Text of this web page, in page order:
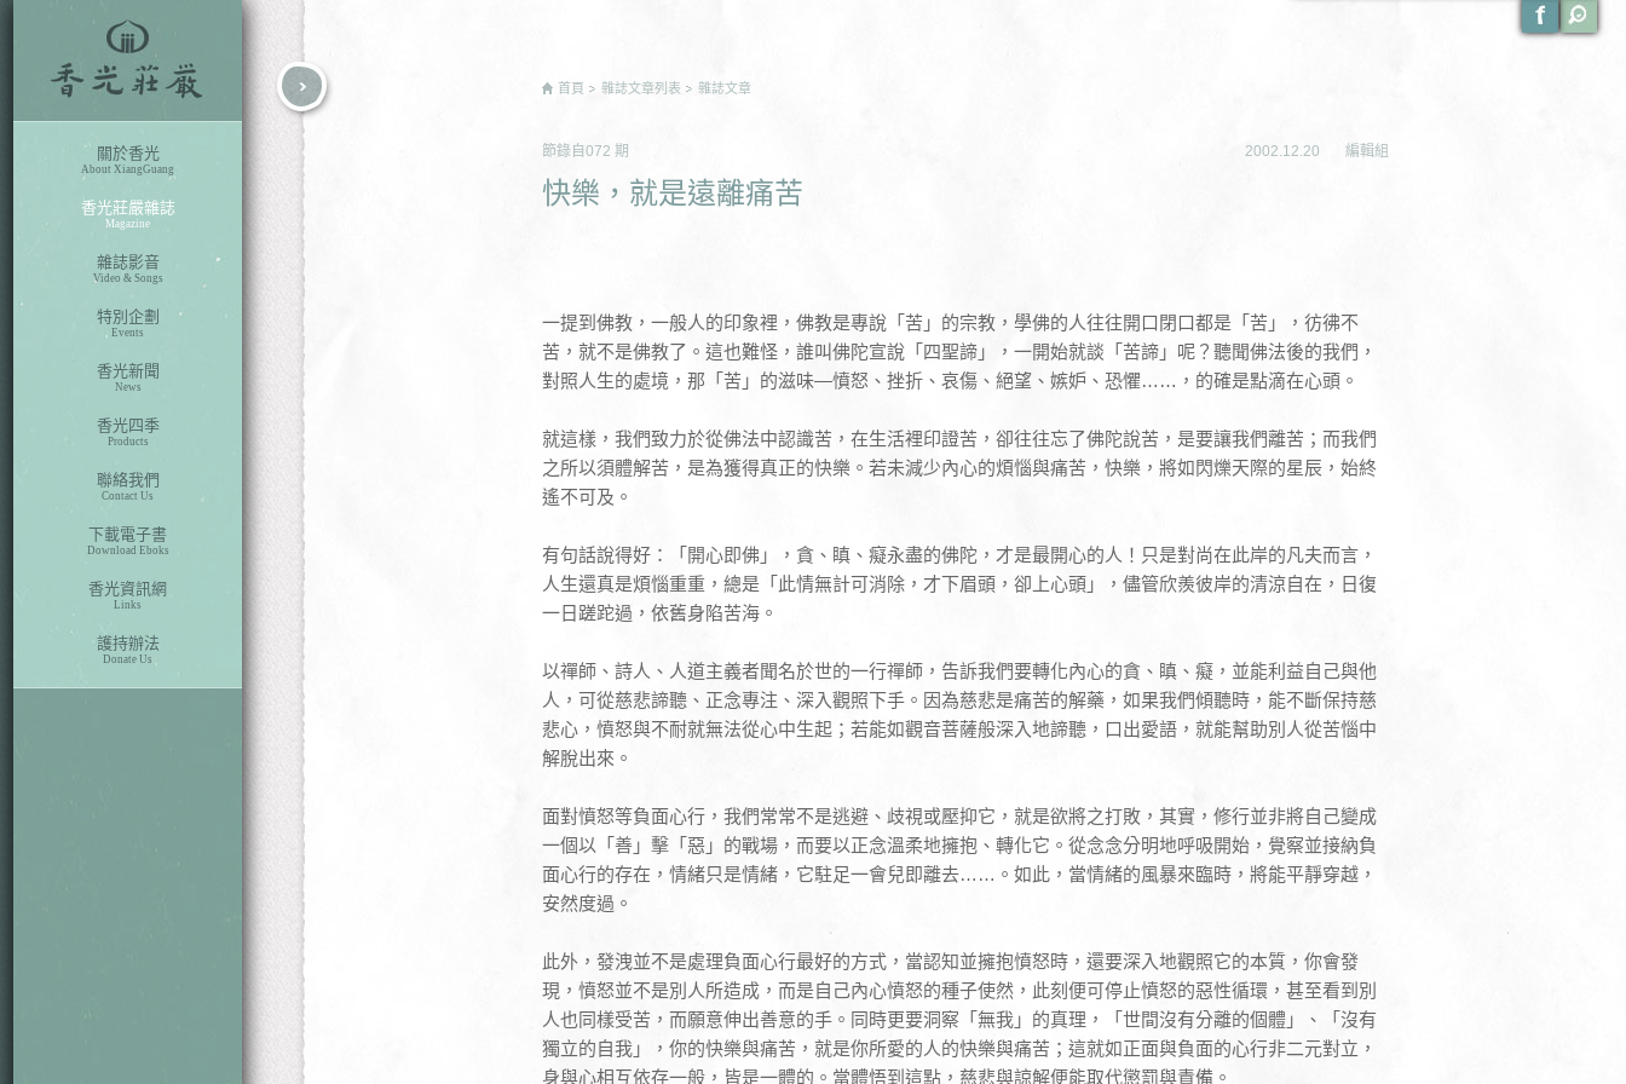
關於香光
About XiangGuang
香光莊嚴雜誌
Magazine
雜誌影音
Video & Songs
特別企劃
Events
香光新聞
News
香光四季
Products
聯絡我們
Contact Us
下載電子書
Download Eboks
香光資訊網
Links
護持辦法
Donate Us
首頁 雜誌文章列表 雜誌文章
節錄自 072 期 2002.12.20 編輯組
快樂，就是遠離痛苦
一提到佛教，一般人的印象裡，佛教是專說「苦」的宗教，學佛的人往往開口閉口都是「苦」，彷彿不
苦，就不是佛教了。這也難怪，誰叫佛陀宣說「四聖諦」，一開始就談「苦諦」呢？聽聞佛法後的我們，
對照人生的處境，那「苦」的滋味—憤怒、挫折、哀傷、絕望、嫉妒、恐懼……，的確是點滴在心頭。
就這樣，我們致力於從佛法中認識苦，在生活裡印證苦，卻往往忘了佛陀說苦，是要讓我們離苦；而我們
之所以須體解苦，是為獲得真正的快樂。若未減少內心的煩惱與痛苦，快樂，將如閃爍天際的星辰，始終
遙不可及。
有句話說得好：「開心即佛」，貪、瞋、癡永盡的佛陀，才是最開心的人！只是對尚在此岸的凡夫而言，
人生還真是煩惱重重，總是「此情無計可消除，才下眉頭，卻上心頭」，儘管欣羨彼岸的清涼自在，日復
一日蹉跎過，依舊身陷苦海。
以禪師、詩人、人道主義者聞名於世的一行禪師，告訴我們要轉化內心的貪、瞋、癡，並能利益自己與他
人，可從慈悲諦聽、正念專注、深入觀照下手。因為慈悲是痛苦的解藥，如果我們傾聽時，能不斷保持慈
悲心，憤怒與不耐就無法從心中生起；若能如觀音菩薩般深入地諦聽，口出愛語，就能幫助別人從苦惱中
解脫出來。
面對憤怒等負面心行，我們常常不是逃避、歧視或壓抑它，就是欲將之打敗，其實，修行並非將自己變成
一個以「善」擊「惡」的戰場，而要以正念溫柔地擁抱、轉化它。從念念分明地呼吸開始，覺察並接納負
面心行的存在，情緒只是情緒，它駐足一會兒即離去……。如此，當情緒的風暴來臨時，將能平靜穿越，
安然度過。
此外，發洩並不是處理負面心行最好的方式，當認知並擁抱憤怒時，還要深入地觀照它的本質，你會發
現，憤怒並不是別人所造成，而是自己內心憤怒的種子使然，此刻便可停止憤怒的惡性循環，甚至看到別
人也同樣受苦，而願意伸出善意的手。同時更要洞察「無我」的真理，「世間沒有分離的個體」、「沒有
獨立的自我」，你的快樂與痛苦，就是你所愛的人的快樂與痛苦；這就如正面與負面的心行非二元對立，
身與心相互依存一般，皆是一體的。當體悟到這點，慈悲與諒解便能取代懲罰與責備。